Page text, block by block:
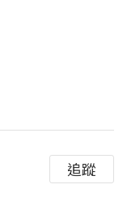
追蹤